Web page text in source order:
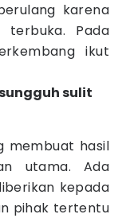
karena
terbuka. Pada
ikut
sulit
membuat hasil
utama. Ada
kepada
pihak tertentu